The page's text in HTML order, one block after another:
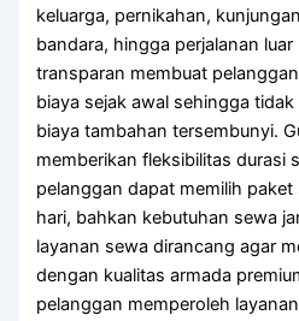
keluarga, pernikahan,
bandara, hingga perjalanan
transparan membuat
biaya sejak awal sehingga
biaya tambahan tersembunyi.
memberikan fleksibilitas durasi
pelanggan dapat memilih
hari, bahkan kebutuhan sewa
layanan sewa dirancang agar
dengan kualitas armada
pelanggan memperoleh